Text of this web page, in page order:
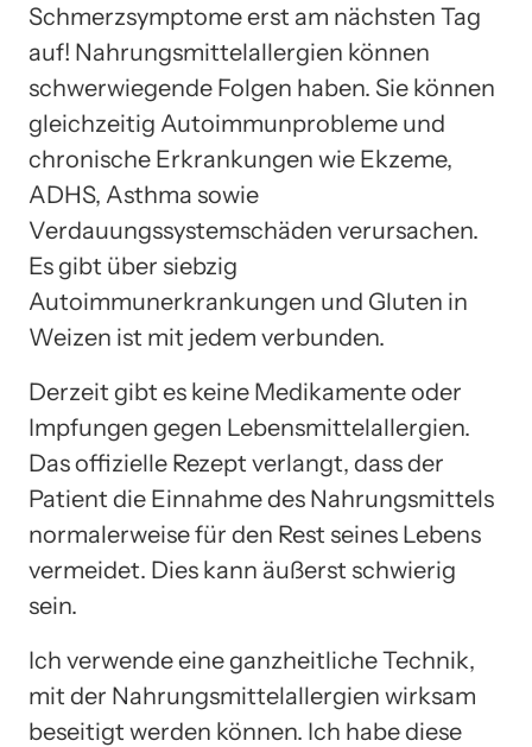
Schmerzsymptome erst am nächsten Tag
auf! Nahrungsmittelallergien können
schwerwiegende Folgen haben. Sie können
gleichzeitig Autoimmunprobleme und
chronische Erkrankungen wie Ekzeme,
ADHS, Asthma sowie
Verdauungssystemschäden verursachen.
Es gibt über siebzig
Autoimmunerkrankungen und Gluten in
Weizen ist mit jedem verbunden.
Derzeit gibt es keine Medikamente oder
Impfungen gegen Lebensmittelallergien.
Das offizielle Rezept verlangt, dass der
Patient die Einnahme des Nahrungsmittels
normalerweise für den Rest seines Lebens
vermeidet. Dies kann äußerst schwierig
sein.
Ich verwende eine ganzheitliche Technik,
mit der Nahrungsmittelallergien wirksam
beseitigt werden können. Ich habe diese